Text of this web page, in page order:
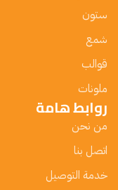
ستون
شمع
قوالب
ملونات
روابط هامة
من نحن
اتصل بنا
خدمة التوصيل